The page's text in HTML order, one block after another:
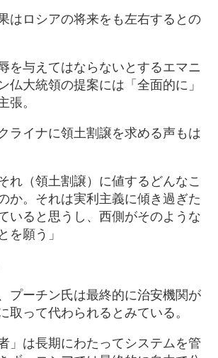
はロシアの将来をも左右するとの
を与えてはならないとするエマニ
仏大統領の提案には「全面的に」
。
ライナに領土割譲を求める声もは
れ（領土割譲）に値するどんなこ
か。それは実利主義に傾き過ぎた
いると思うし、西側がそのような
を願う」
プーチン氏は最終的に治安機関が
取って代わられるとみている。
」は長期にわたってシステムを管